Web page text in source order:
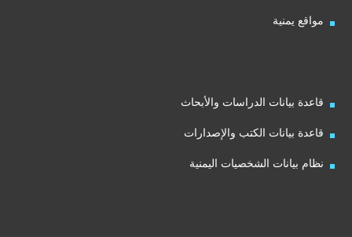
مواقع يمنية
قاعدة بيانات الدراسات والأبحاث
قاعدة بيانات الكتب والإصدارات
نظام بيانات الشخصيات اليمنية